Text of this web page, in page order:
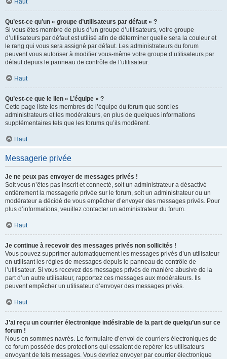
Haut
Qu’est-ce qu’un « groupe d’utilisateurs par défaut » ?
Si vous êtes membre de plus d’un groupe d’utilisateurs, votre groupe
d’utilisateurs par défaut est utilisé afin de déterminer quelle sera la couleur et
le rang qui vous sera assigné par défaut. Les administrateurs du forum
peuvent vous autoriser à modifier vous-même votre groupe d’utilisateurs par
défaut depuis le panneau de contrôle de l’utilisateur.
Haut
Qu’est-ce que le lien « L’équipe » ?
Cette page liste les membres de l’équipe du forum que sont les
administrateurs et les modérateurs, en plus de quelques informations
supplémentaires tels que les forums qu’ils modèrent.
Haut
Messagerie privée
Je ne peux pas envoyer de messages privés !
Soit vous n’êtes pas inscrit et connecté, soit un administrateur a désactivé
entièrement la messagerie privée sur le forum, soit un administrateur ou un
modérateur a décidé de vous empêcher d’envoyer des messages privés. Pour
plus d’informations, veuillez contacter un administrateur du forum.
Haut
Je continue à recevoir des messages privés non sollicités !
Vous pouvez supprimer automatiquement les messages privés d’un utilisateur
en utilisant les règles de messages depuis le panneau de contrôle de
l’utilisateur. Si vous recevez des messages privés de manière abusive de la
part d’un autre utilisateur, rapportez ces messages aux modérateurs. Ils
peuvent empêcher un utilisateur d’envoyer des messages privés.
Haut
J’ai reçu un courrier électronique indésirable de la part de quelqu’un sur ce
forum !
Nous en sommes navrés. Le formulaire d’envoi de courriers électroniques de
ce forum possède des protections qui essaient de repérer les utilisateurs
envoyant de tels messages. Vous devriez envoyer par courrier électronique